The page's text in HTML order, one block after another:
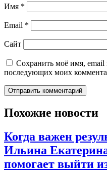
Имя *
Email *
Сайт
Сохранить моё имя, email
последующих моих
Похожие новости
Когда важен
Ильина
помогает выйти